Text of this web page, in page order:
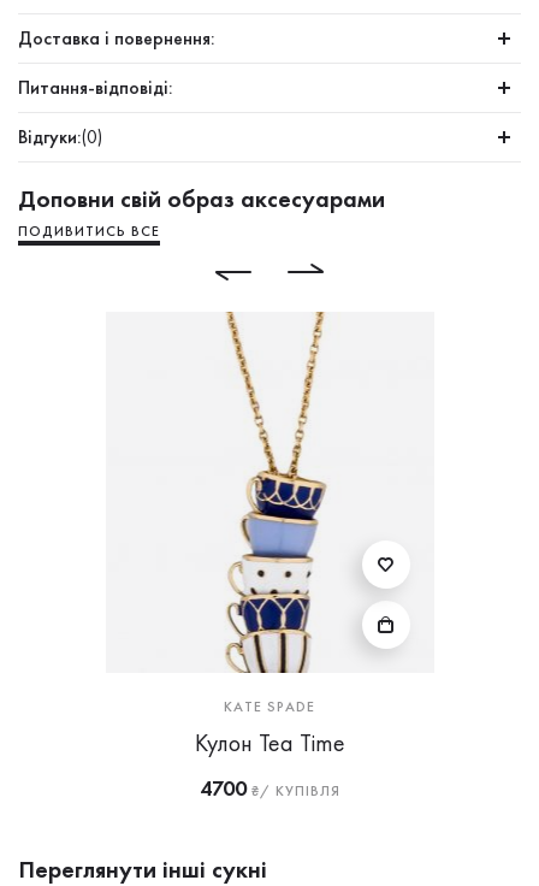
Доставка і повернення:
Питання-відповіді:
Відгуки:(0)
Доповни свій образ аксесуарами
ПОДИВИТИСЬ ВСЕ
KATE SPADE
Кулон Tea Time
4700₴/ КУПІВЛЯ
Переглянути інші сукні